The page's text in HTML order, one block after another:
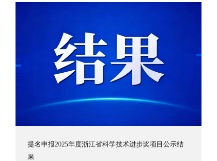
提名申报2025年度浙江省科学技术进步奖项目公示结
果